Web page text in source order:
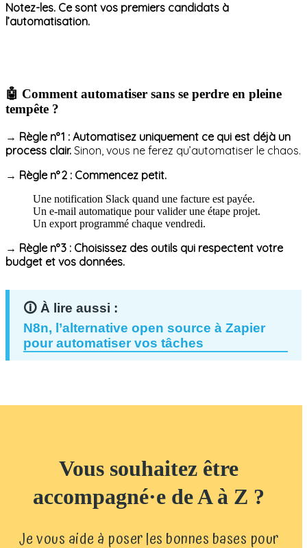
Notez-les. Ce sont vos premiers candidats à
l’automatisation.
🤖 Comment automatiser sans se perdre en pleine
tempête ?
→ Règle n° 1 : Automatisez uniquement ce qui est déjà un
process clair. Sinon, vous ne ferez qu’automatiser le chaos.
→ Règle n° 2 : Commencez petit.
Une notification Slack quand une facture est payée.
Un e-mail automatique pour valider une étape projet.
Un export programmé chaque vendredi.
→ Règle n° 3 : Choisissez des outils qui respectent votre
budget et vos données.
N8n, l’alternative open source à Zapier
pour automatiser vos tâches
Vous souhaitez être
accompagné·e de A à Z ?
Je vous aide à poser les bonnes bases pour